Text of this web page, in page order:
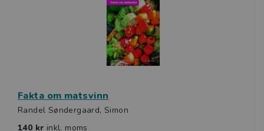
Fakta om matsvinn
Randel Søndergaard, Simon
140 kr inkl. moms